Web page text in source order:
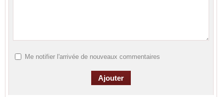
Me notifier l'arrivée de nouveaux commentaires